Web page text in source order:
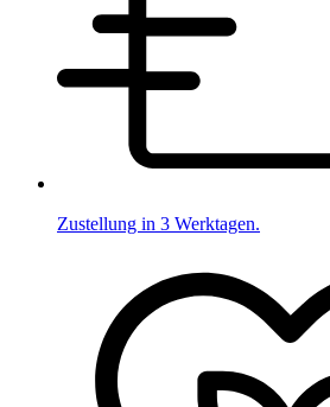
Zustellung in 3 Werktagen.